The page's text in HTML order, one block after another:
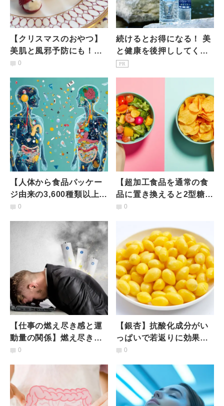
【クリスマスのおやつ】
美肌と風邪予防にも！豆
乳ヨーグルトで作る「い
0
続けるとお得になる！ 美
と健康を後押ししてくれ
る！ ヨガする人が続けた
PR
【人体から食品パッケー
ジ由来の3,600種類以上の
化学物質が検出！】研究
0
【超加工食品を通常の食
品に置き換えると2型糖尿
病のリスクが減る可能
0
【仕事の燃え尽き感と運
動量の関係】燃え尽き症
候群の回復に有効な「運
が示唆
0
【銀杏】抗酸化成分がい
っぱいで若返りに効果あ
り！電子レンジで簡単
0